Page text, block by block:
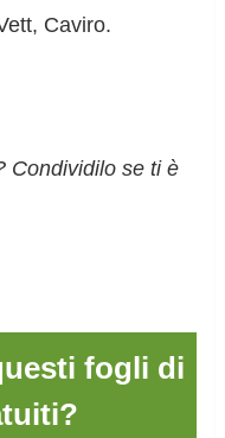
Caviro.
Condividilo se ti è
fogli di